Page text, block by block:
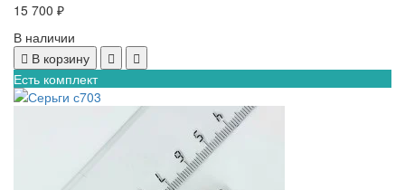
15 700 ₽
В наличии
В корзину
Есть комплект